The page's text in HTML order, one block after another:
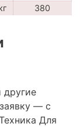
380
другие
— с
Для